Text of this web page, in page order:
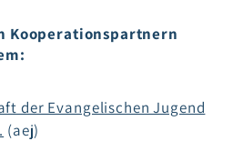
Kooperationspartnern
der Evangelischen Jugend
(aej)